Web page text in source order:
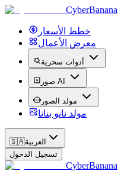
CyberBanana
خطط الأسعار
معرض الأعمال
أدوات سحرية
صور AI
مولد الصور
مولد نانو بنانا
🇸🇦العربية
تسجيل الدخول
CyberBanana